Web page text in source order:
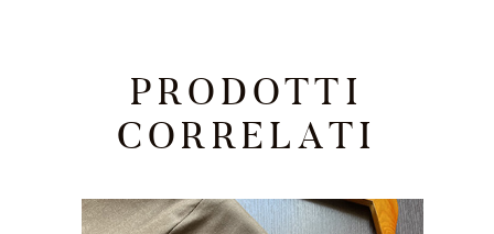
PRODOTTI
CORRELATI